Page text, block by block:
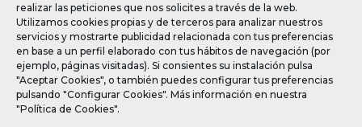
realizar las peticiones que nos solicites a través de la web.
Utilizamos cookies propias y de terceros para analizar nuestros
servicios y mostrarte publicidad relacionada con tus preferencias
en base a un perfil elaborado con tus hábitos de navegación (por
ejemplo, páginas visitadas). Si consientes su instalación pulsa
"Aceptar Cookies", o también puedes configurar tus preferencias
pulsando "Configurar Cookies". Más información en nuestra
"Política de Cookies".
SÍGUENOS